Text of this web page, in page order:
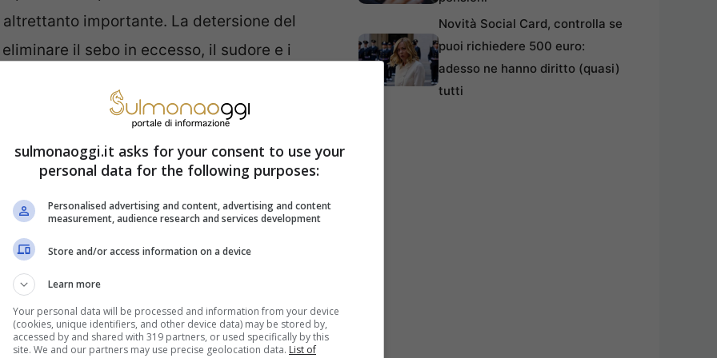
importante. La detersione del
il sebo in eccesso, il sudore e i
l’invecchiamento e
Quali prodotti è importante usare? Negli
doppia detersione. La double cleansing è
spopolando. In realtà, pare che questa
La utilizzavano le geishe per
facile da rimuovere solo con l’acqua.
Novità Social Card, controlla se
puoi richiedere 500 euro:
adesso ne hanno diritto (quasi)
tutti
sulmonaoggi.it asks for your consent to use your
personal data for the following purposes:
Personalised advertising and content, advertising and content
measurement, audience research and services development
Store and/or access information on a device
Learn more
Your personal data will be processed and information from your device
(cookies, unique identifiers, and other device data) may be stored by,
accessed by and shared with 319 partners, or used specifically by this
site. We and our partners may use precise geolocation data. List of